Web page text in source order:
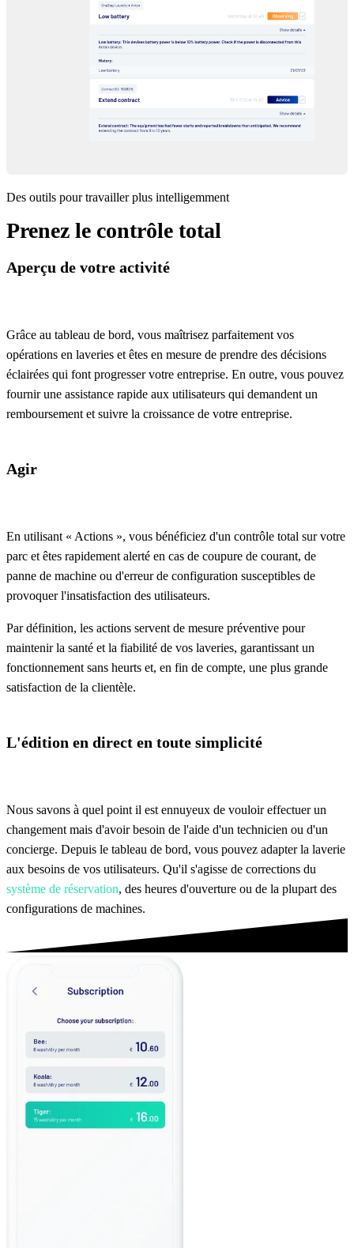
Des outils pour travailler plus intelligemment
Prenez le contrôle total
Aperçu de votre activité
Grâce au tableau de bord, vous maîtrisez parfaitement vos
opérations en laveries et êtes en mesure de prendre des décisions
éclairées qui font progresser votre entreprise. En outre, vous pouvez
fournir une assistance rapide aux utilisateurs qui demandent un
remboursement et suivre la croissance de votre entreprise.
Agir
En utilisant « Actions », vous bénéficiez d'un contrôle total sur votre
parc et êtes rapidement alerté en cas de coupure de courant, de
panne de machine ou d'erreur de configuration susceptibles de
provoquer l'insatisfaction des utilisateurs.
Par définition, les actions servent de mesure préventive pour
maintenir la santé et la fiabilité de vos laveries, garantissant un
fonctionnement sans heurts et, en fin de compte, une plus grande
satisfaction de la clientèle.
L'édition en direct en toute simplicité
Nous savons à quel point il est ennuyeux de vouloir effectuer un
changement mais d'avoir besoin de l'aide d'un technicien ou d'un
concierge. Depuis le tableau de bord, vous pouvez adapter la laverie
aux besoins de vos utilisateurs. Qu'il s'agisse de corrections du
système de réservation, des heures d'ouverture ou de la plupart des
configurations de machines.